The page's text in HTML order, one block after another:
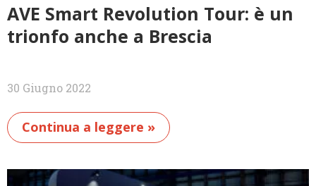
AVE Smart Revolution Tour: è un
trionfo anche a Brescia
30 Giugno 2022
Continua a leggere »